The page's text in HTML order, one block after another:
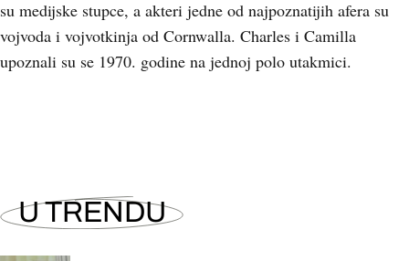
su medijske stupce, a akteri jedne od najpoznatijih afera su
vojvoda i vojvotkinja od Cornwalla. Charles i Camilla
upoznali su se 1970. godine na jednoj polo utakmici.
U TRENDU